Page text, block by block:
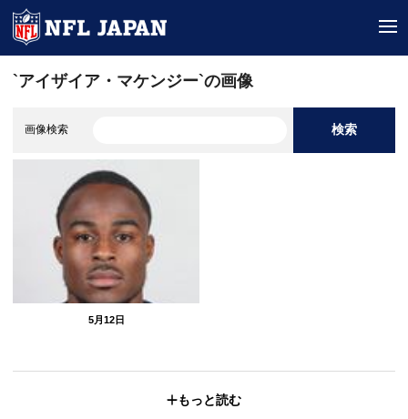
`アイザイア・マケンジー`の画像
画像検索 検索
5月12日
もっと読む